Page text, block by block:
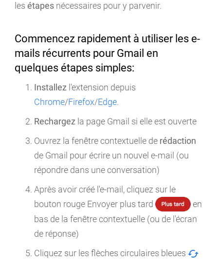
les étapes nécessaires pour y parvenir.
Commencez rapidement à utiliser les e-
mails récurrents pour Gmail en
quelques étapes simples:
Installez l'extension depuis
Chrome/Firefox/Edge.
Rechargez la page Gmail si elle est ouverte
Ouvrez la fenêtre contextuelle de rédaction
de Gmail pour écrire un nouvel e-mail (ou
répondre dans une conversation)
Après avoir créé l'e-mail, cliquez sur le
bouton rouge Envoyer plus tard
en
bas de la fenêtre contextuelle (ou de l'écran
de réponse)
Cliquez sur les flèches circulaires bleues